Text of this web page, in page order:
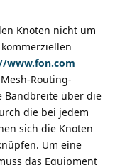
Knoten nicht um
www.fon.com
Routing-
Bandbreite über die
die bei jedem
sich die Knoten
Um eine
das Equipment